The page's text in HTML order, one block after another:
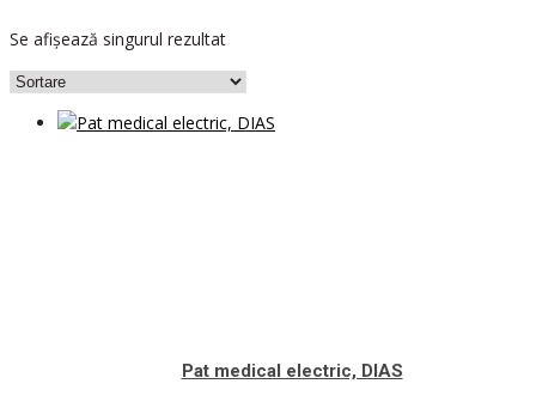
Se afișează singurul rezultat
Pat medical electric, DIAS